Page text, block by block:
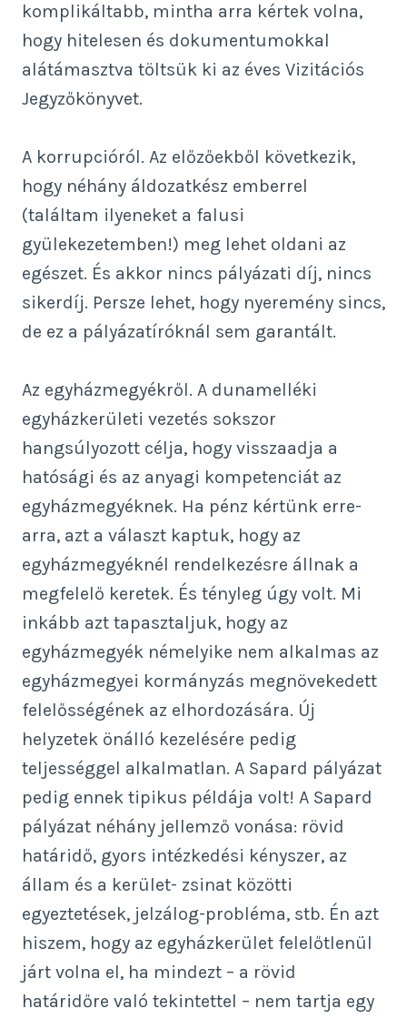
komplikáltabb, mintha arra kértek volna,
hogy hitelesen és dokumentumokkal
alátámasztva töltsük ki az éves Vizitációs
Jegyzőkönyvet.
A korrupcióról. Az előzőekből következik,
hogy néhány áldozatkész emberrel
(találtam ilyeneket a falusi
gyülekezetemben!) meg lehet oldani az
egészet. És akkor nincs pályázati díj, nincs
sikerdíj. Persze lehet, hogy nyeremény sincs,
de ez a pályázatíróknál sem garantált.
Az egyházmegyékről. A dunamelléki
egyházkerületi vezetés sokszor
hangsúlyozott célja, hogy visszaadja a
hatósági és az anyagi kompetenciát az
egyházmegyéknek. Ha pénz kértünk erre-
arra, azt a választ kaptuk, hogy az
egyházmegyéknél rendelkezésre állnak a
megfelelő keretek. És tényleg úgy volt. Mi
inkább azt tapasztaljuk, hogy az
egyházmegyék némelyike nem alkalmas az
egyházmegyei kormányzás megnövekedett
felelősségének az elhordozására. Új
helyzetek önálló kezelésére pedig
teljességgel alkalmatlan. A Sapard pályázat
pedig ennek tipikus példája volt! A Sapard
pályázat néhány jellemző vonása: rövid
határidő, gyors intézkedési kényszer, az
állam és a kerület- zsinat közötti
egyeztetések, jelzálog-probléma, stb. Én azt
hiszem, hogy az egyházkerület felelőtlenül
járt volna el, ha mindezt – a rövid
határidőre való tekintettel – nem tartja egy